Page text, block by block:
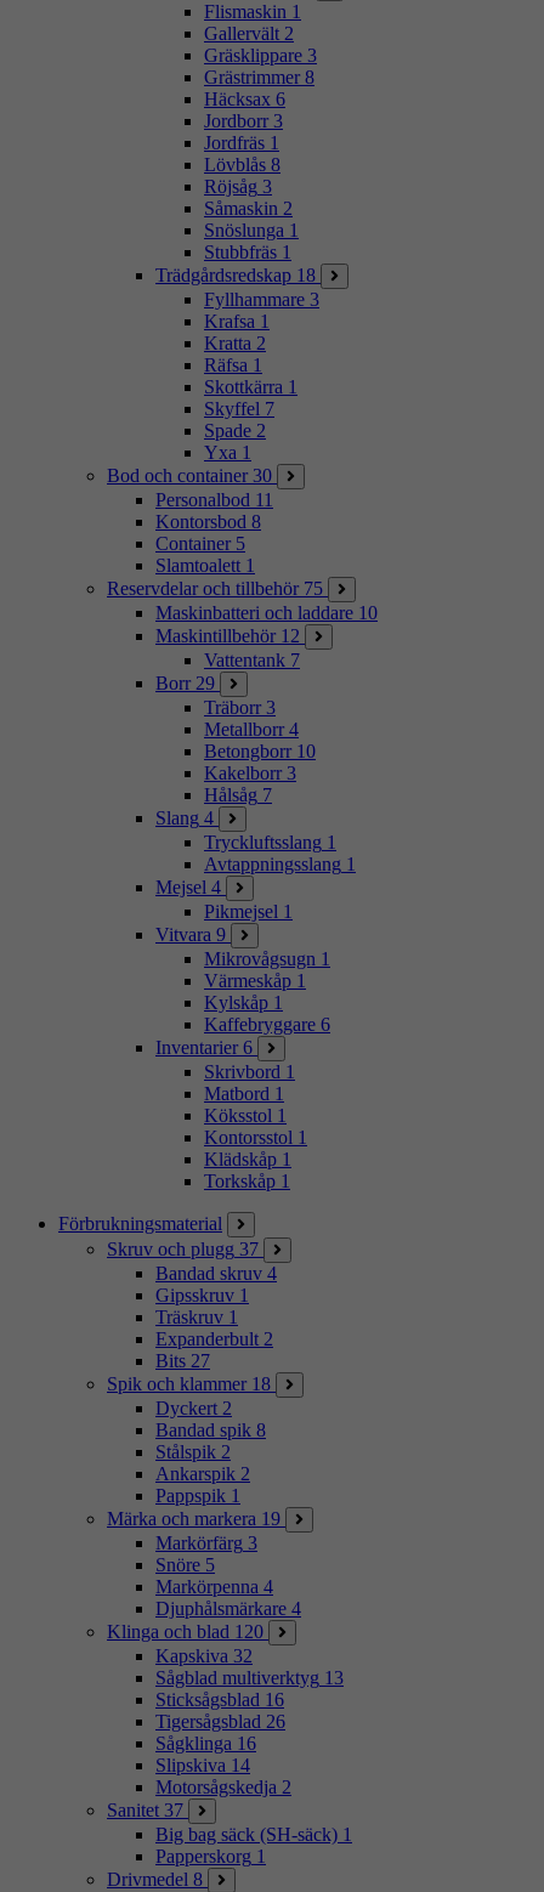
Flismaskin 1
Gallervält 2
Gräsklippare 3
Grästrimmer 8
Häcksax 6
Jordborr 3
Jordfräs 1
Lövblås 8
Röjsåg 3
Såmaskin 2
Snöslunga 1
Stubbfräs 1
Trädgårdsredskap 18
Fyllhammare 3
Krafsa 1
Kratta 2
Räfsa 1
Skottkärra 1
Skyffel 7
Spade 2
Yxa 1
Bod och container 30
Personalbod 11
Kontorsbod 8
Container 5
Slamtoalett 1
Reservdelar och tillbehör 75
Maskinbatteri och laddare 10
Maskintillbehör 12
Vattentank 7
Borr 29
Träborr 3
Metallborr 4
Betongborr 10
Kakelborr 3
Hålsåg 7
Slang 4
Tryckluftsslang 1
Avtappningsslang 1
Mejsel 4
Pikmejsel 1
Vitvara 9
Mikrovågsugn 1
Värmeskåp 1
Kylskåp 1
Kaffebryggare 6
Inventarier 6
Skrivbord 1
Matbord 1
Köksstol 1
Kontorsstol 1
Klädskåp 1
Torkskåp 1
Förbrukningsmaterial
Skruv och plugg 37
Bandad skruv 4
Gipsskruv 1
Träskruv 1
Expanderbult 2
Bits 27
Spik och klammer 18
Dyckert 2
Bandad spik 8
Stålspik 2
Ankarspik 2
Pappspik 1
Märka och markera 19
Markörfärg 3
Snöre 5
Markörpenna 4
Djuphålsmärkare 4
Klinga och blad 120
Kapskiva 32
Sågblad multiverktyg 13
Sticksågsblad 16
Tigersågsblad 26
Sågklinga 16
Slipskiva 14
Motorsågskedja 2
Sanitet 37
Big bag säck (SH-säck) 1
Papperskorg 1
Drivmedel 8